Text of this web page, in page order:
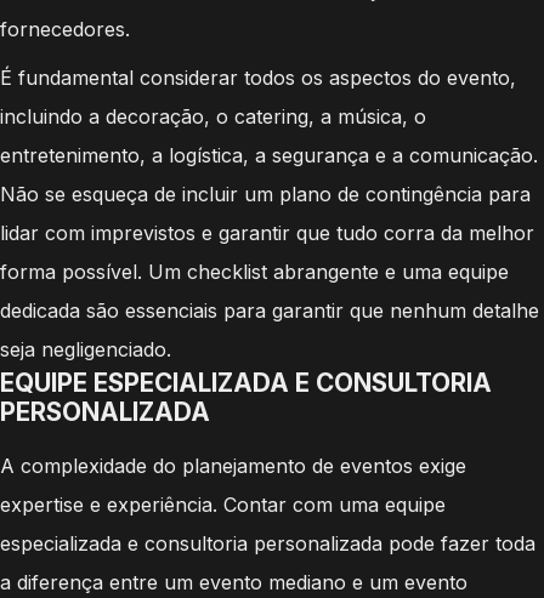
fornecedores.
É fundamental considerar todos os aspectos do evento,
incluindo a decoração, o catering, a música, o
entretenimento, a logística, a segurança e a comunicação.
Não se esqueça de incluir um plano de contingência para
lidar com imprevistos e garantir que tudo corra da melhor
forma possível. Um checklist abrangente e uma equipe
dedicada são essenciais para garantir que nenhum detalhe
seja negligenciado.
EQUIPE ESPECIALIZADA E CONSULTORIA
PERSONALIZADA
A complexidade do planejamento de eventos exige
expertise e experiência. Contar com uma equipe
especializada e consultoria personalizada pode fazer toda
a diferença entre um evento mediano e um evento